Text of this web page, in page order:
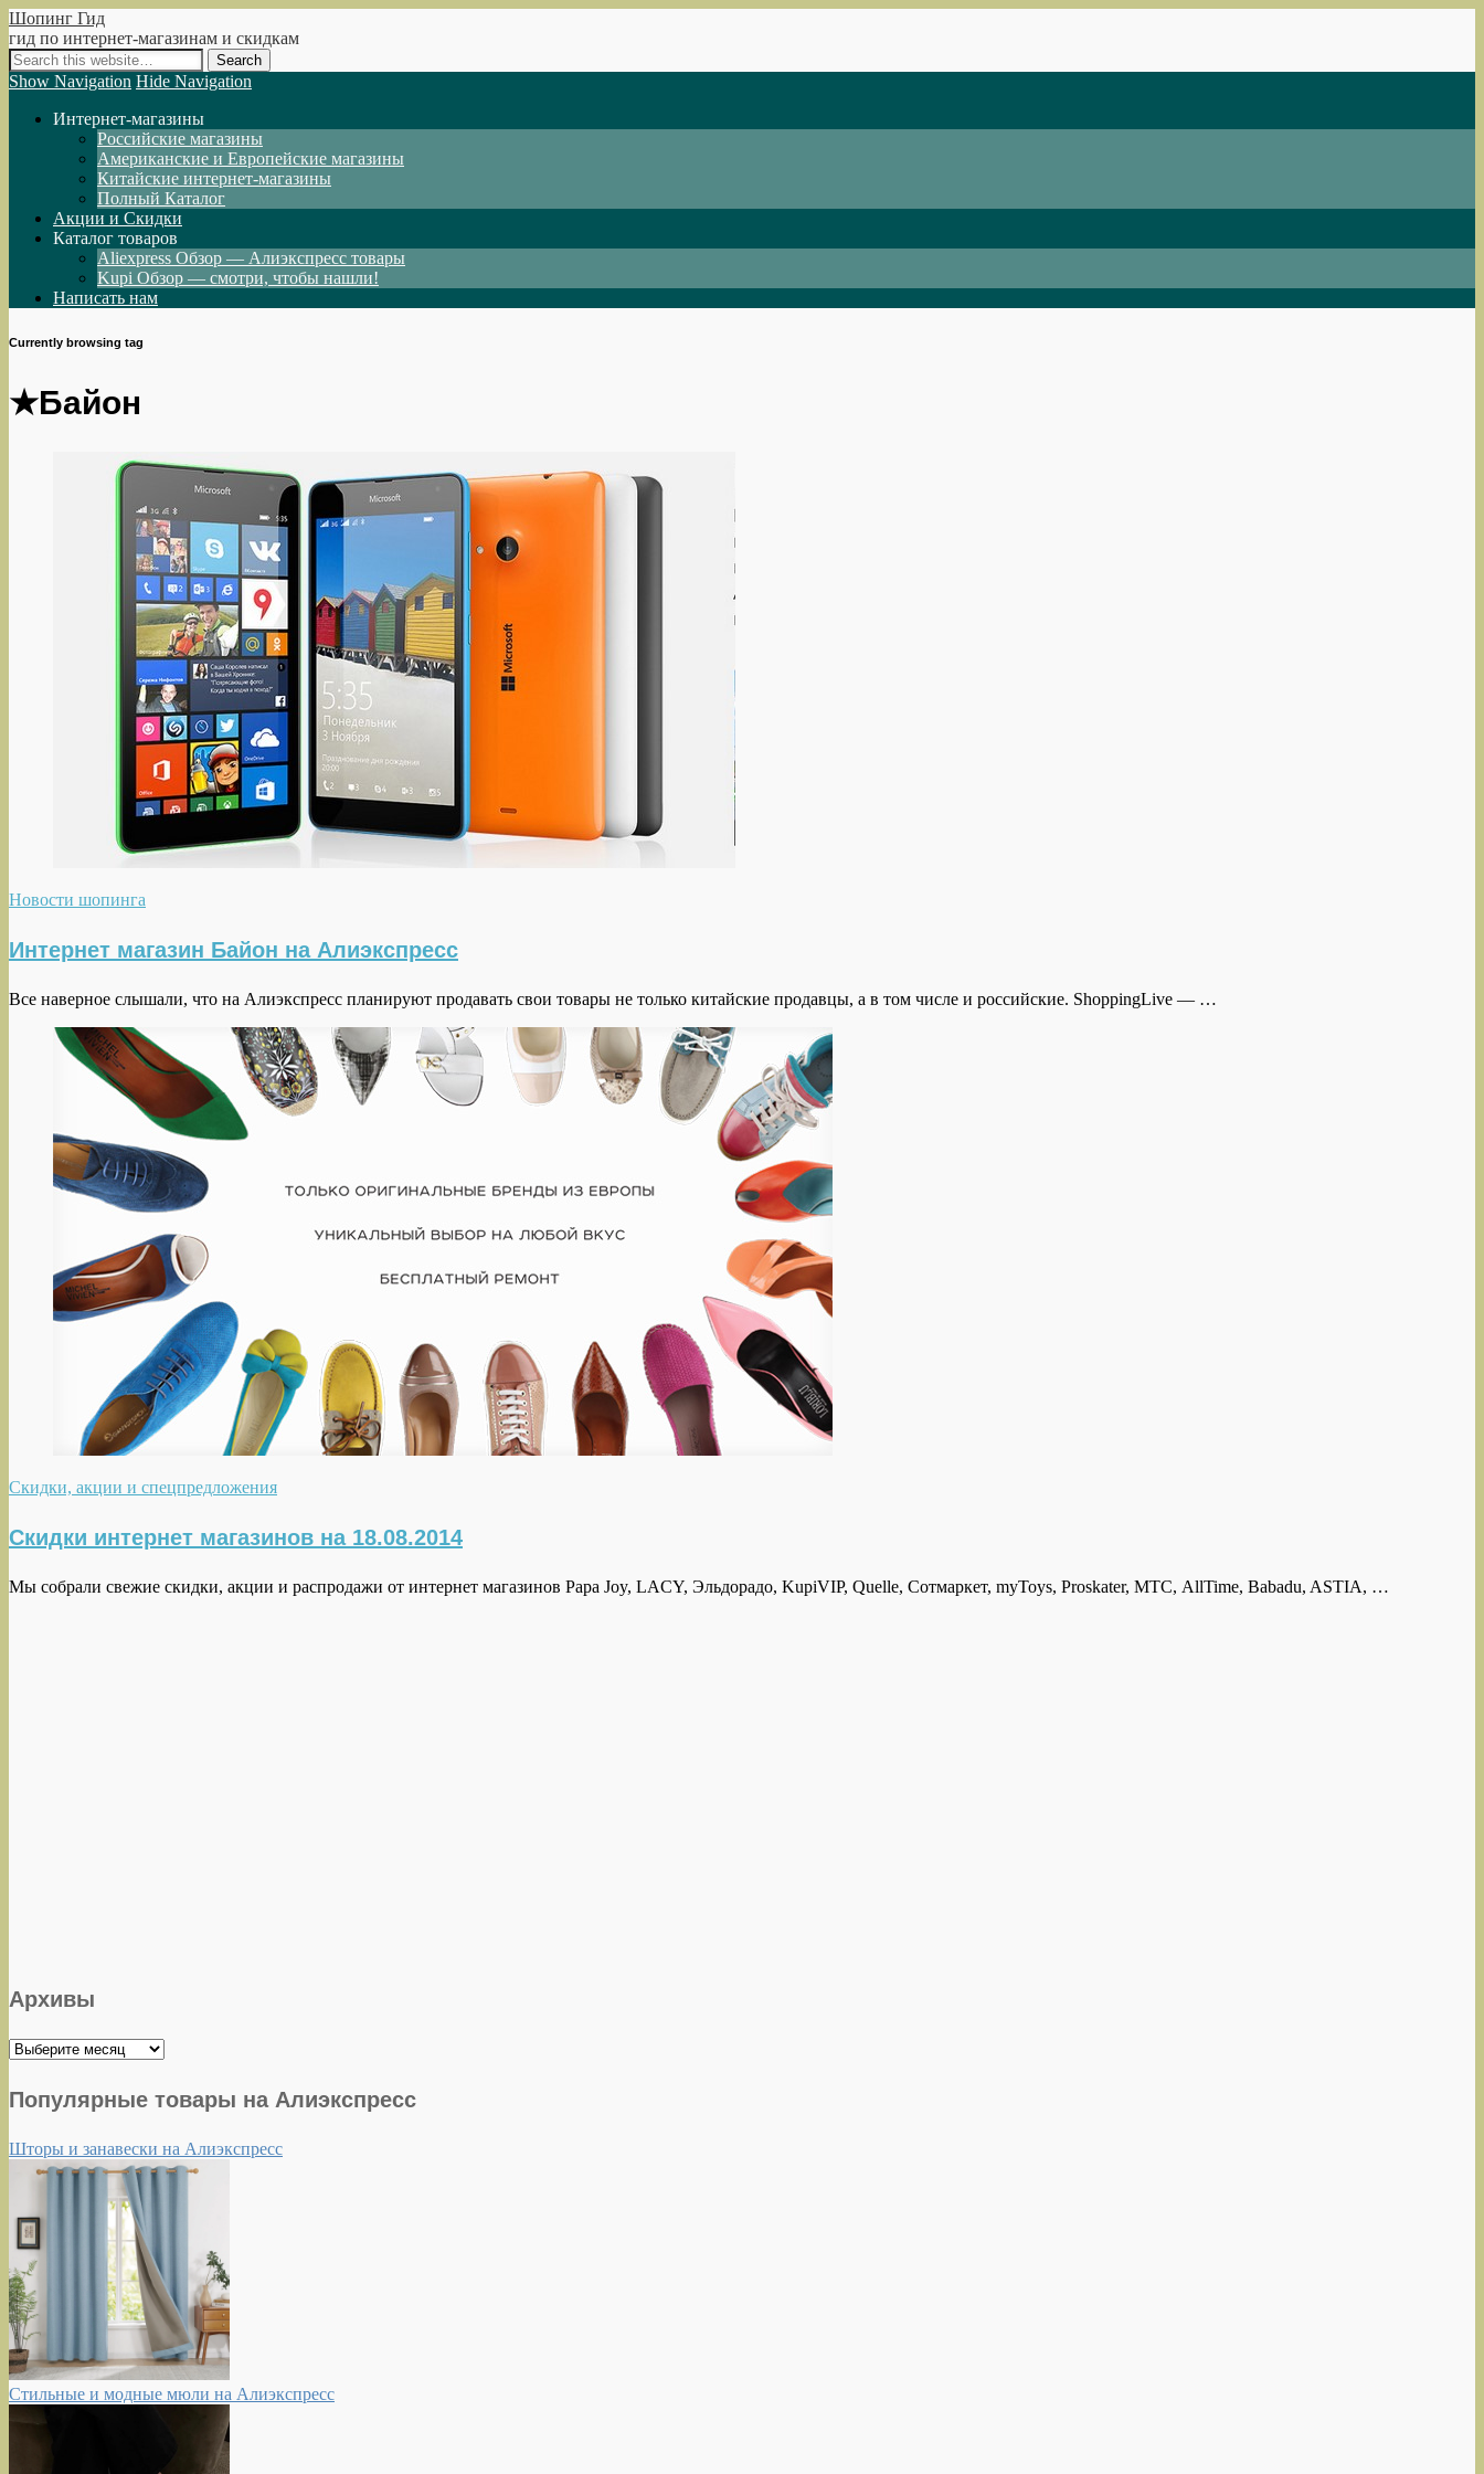
Шопинг Гид
гид по интернет-магазинам и скидкам
Show Navigation Hide Navigation
Интернет-магазины
Российские магазины
Американские и Европейские магазины
Китайские интернет-магазины
Полный Каталог
Акции и Скидки
Каталог товаров
Aliexpress Обзор — Алиэкспресс товары
Kupi Обзор — смотри, чтобы нашли!
Написать нам
Currently browsing tag
★Байон
Новости шопинга
Интернет магазин Байон на Алиэкспресс
Все наверное слышали, что на Алиэкспресс планируют продавать свои товары не только китайские продавцы, а в том числе и российские. ShoppingLive — …
Скидки, акции и спецпредложения
Скидки интернет магазинов на 18.08.2014
Мы собрали свежие скидки, акции и распродажи от интернет магазинов Papa Joy, LACY, Эльдорадо, KupiVIP, Quelle, Сотмаркет, myToys, Proskater, МТС, AllTime, Babadu, ASTIA, …
Архивы
Архивы
Популярные товары на Алиэкспресс
Шторы и занавески на Алиэкспресс
Стильные и модные мюли на Алиэкспресс